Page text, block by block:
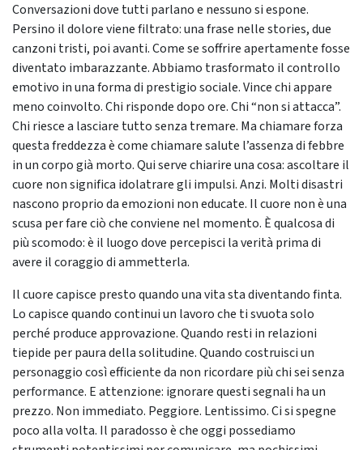
Conversazioni dove tutti parlano e nessuno si espone.
Persino il dolore viene filtrato: una frase nelle stories, due
canzoni tristi, poi avanti. Come se soffrire apertamente fosse
diventato imbarazzante. Abbiamo trasformato il controllo
emotivo in una forma di prestigio sociale. Vince chi appare
meno coinvolto. Chi risponde dopo ore. Chi “non si attacca”.
Chi riesce a lasciare tutto senza tremare. Ma chiamare forza
questa freddezza è come chiamare salute l’assenza di febbre
in un corpo già morto. Qui serve chiarire una cosa: ascoltare il
cuore non significa idolatrare gli impulsi. Anzi. Molti disastri
nascono proprio da emozioni non educate. Il cuore non è una
scusa per fare ciò che conviene nel momento. È qualcosa di
più scomodo: è il luogo dove percepisci la verità prima di
avere il coraggio di ammetterla.
Il cuore capisce presto quando una vita sta diventando finta.
Lo capisce quando continui un lavoro che ti svuota solo
perché produce approvazione. Quando resti in relazioni
tiepide per paura della solitudine. Quando costruisci un
personaggio così efficiente da non ricordare più chi sei senza
performance. E attenzione: ignorare questi segnali ha un
prezzo. Non immediato. Peggiore. Lentissimo. Ci si spegne
poco alla volta. Il paradosso è che oggi possediamo